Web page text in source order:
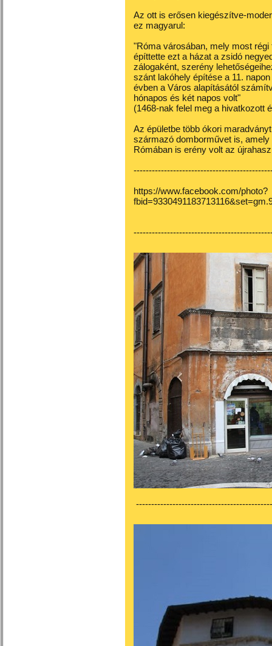
Az ott is erősen kiegészítve-
ez magyarul:
"Róma városában, mely most
építtette ezt a házat a zsidó
zálogaként, szerény
szánt lakóhely építése a 11.
évben a Város alapításától
hónapos és két napos volt"
(1468-nak felel meg a hivatkozott
Az épületbe több ókori
származó domborművet is,
Rómában is erény volt az
https://www.facebook.com/photo?